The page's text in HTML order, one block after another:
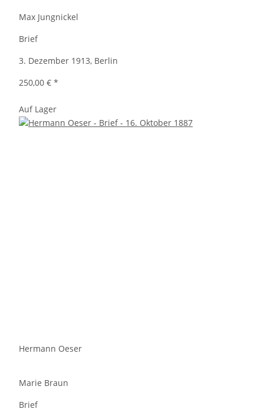
Max Jungnickel
Brief
3. Dezember 1913, Berlin
250,00 € *
Auf Lager
Hermann Oeser
Marie Braun
Brief